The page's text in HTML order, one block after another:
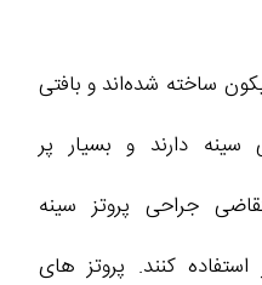
ساخته شده‌اند و بافتی
دارند و بسیار پر
جراحی پروتز سینه
کنند. پروتز های